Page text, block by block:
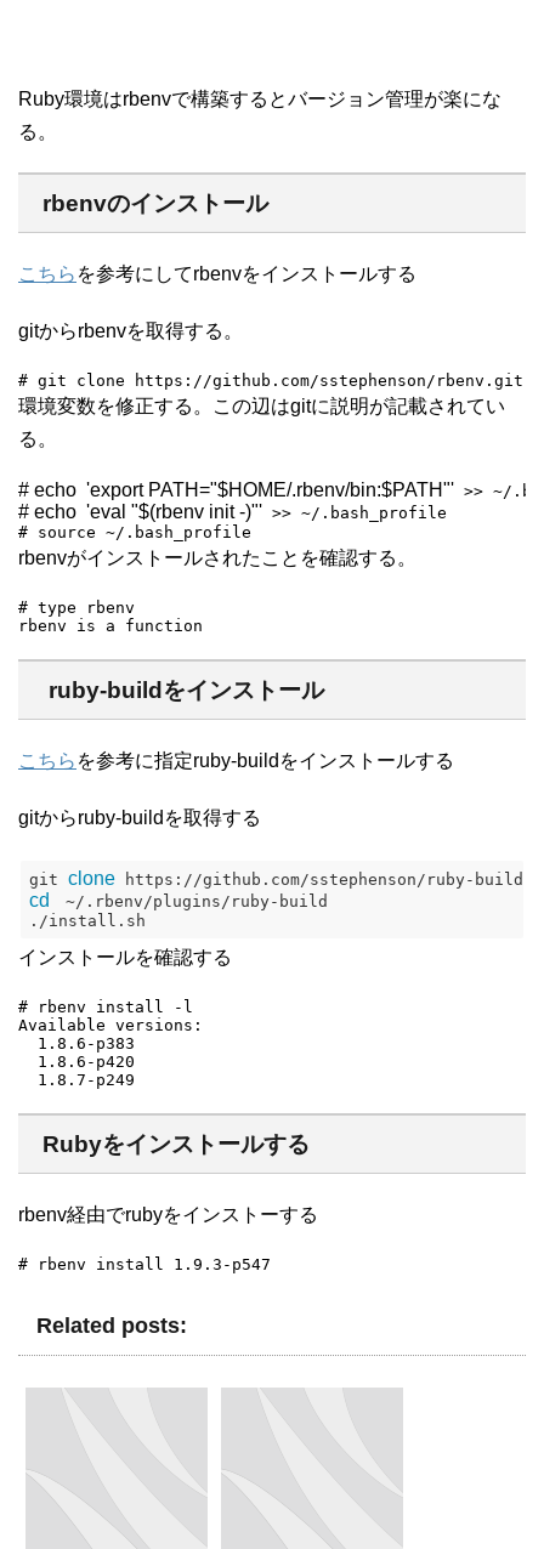
Ruby環境はrbenvで構築するとバージョン管理が楽にな
る。
rbenvのインストール
こちら を参考にしてrbenvをインストールする
gitからrbenvを取得する。
# git clone https://github.com/sstephenson/rbenv.git
環境変数を修正する。この辺はgitに説明が記載されてい
る。
# echo 'export PATH="$HOME/.rbenv/bin:$PATH"'
# echo 'eval "$(rbenv init -)"' >> ~/.bash_profile
# source ~/.bash_profile
rbenvがインストールされたことを確認する。
# type rbenv
rbenv is a function
ruby-buildをインストール
こちら を参考に指定ruby-buildをインストールする
gitからruby-buildを取得する
git clone
cd ~/.rbenv/plugins/ruby-build
./install.sh
インストールを確認する
# rbenv install -l
Available versions:
1.8.6-p383
1.8.6-p420
1.8.7-p249
Rubyをインストールする
rbenv経由でrubyをインストーする
# rbenv install 1.9.3-p547
Related posts: